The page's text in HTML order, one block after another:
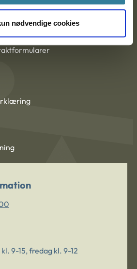
nødvendige cookies
9-15, fredag kl. 9-12